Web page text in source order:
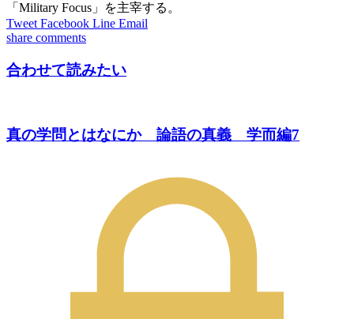
「Military Focus」を主宰する。
Tweet Facebook Line Email
share comments
合わせて読みたい
真の学問とはなにか 論語の真義 学而編7